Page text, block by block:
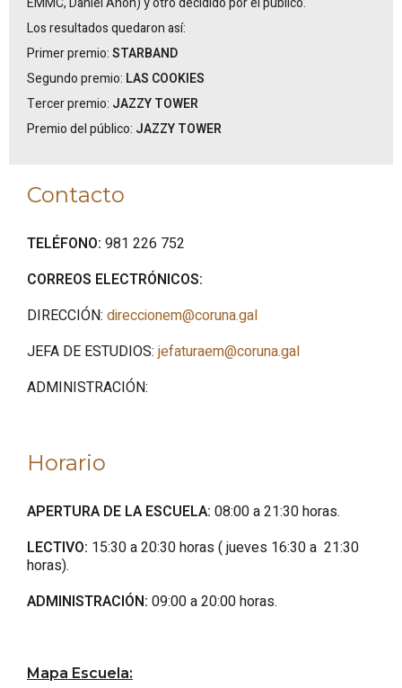
Los resultados quedaron así:
Primer premio:STARBAND
Segundo premio: LAS COOKIES
Tercer premio: JAZZY TOWER
Premio del público: JAZZY TOWER
Contacto
TELÉFONO: 981 226 752
CORREOS ELECTRÓNICOS:
DIRECCIÓN: direccionem@coruna.gal
JEFA DE ESTUDIOS: jefaturaem@coruna.gal
ADMINISTRACIÓN:
Horario
APERTURA DE LA ESCUELA: 08:00 a 21:30 horas.
LECTIVO: 15:30 a 20:30 horas ( jueves 16:30 a 21:30
horas).
ADMINISTRACIÓN: 09:00 a 20:00 horas.
Mapa Escuela: